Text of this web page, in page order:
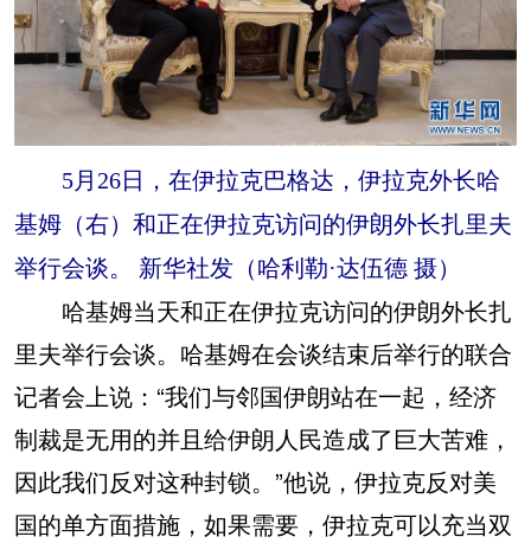
5月26日，在伊拉克巴格达，伊拉克外长哈
基姆（右）和正在伊拉克访问的伊朗外长扎里夫
举行会谈。 新华社发（哈利勒·达伍德 摄）
哈基姆当天和正在伊拉克访问的伊朗外长扎
里夫举行会谈。哈基姆在会谈结束后举行的联合
记者会上说：“我们与邻国伊朗站在一起，经济
制裁是无用的并且给伊朗人民造成了巨大苦难，
因此我们反对这种封锁。”他说，伊拉克反对美
国的单方面措施，如果需要，伊拉克可以充当双